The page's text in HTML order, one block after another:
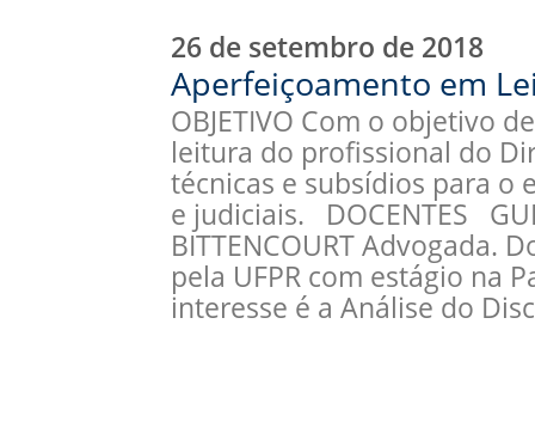
26 de setembro de 2018
Aperfeiçoamento em
OBJETIVO Com o objetivo
leitura do profissional do
técnicas e subsídios para o
e judiciais. DOCENTES
BITTENCOURT Advogada.
pela UFPR com estágio na
interesse é a Análise do